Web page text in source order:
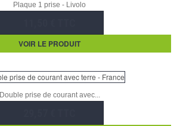
Plaque 1 prise - Livolo
VOIR LE PRODUIT
Double prise de courant avec...